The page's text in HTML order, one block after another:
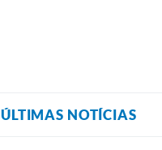
ÚLTIMAS NOTÍCIAS